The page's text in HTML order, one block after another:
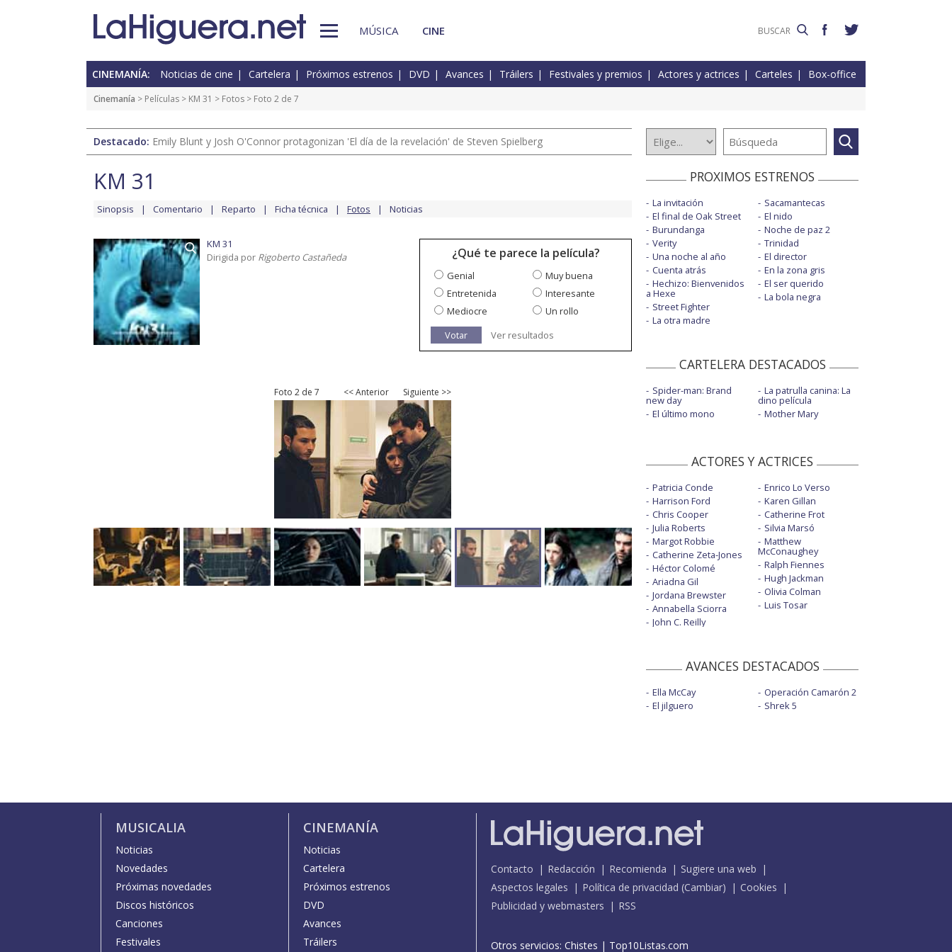
MÚSICA CINE
CINEMANÍA: Noticias de cine Cartelera Próximos estrenos DVD Avances Tráilers Festivales y premios Actores y actrices Carteles Box-office
Cinemanía > Películas > KM 31 > Fotos > Foto 2 de 7
Destacado: Emily Blunt y Josh O'Connor protagonizan 'El día de la revelación' de Steven Spielberg
KM 31
Sinopsis Comentario Reparto Ficha técnica Fotos Noticias
KM 31
Dirigida por Rigoberto Castañeda ¿Qué te parece la película?
Genial
Muy buena
Entretenida
Interesante
Mediocre
Un rollo
Votar
Ver resultados
Foto 2 de 7 << Anterior Siguiente >>
PROXIMOS ESTRENOS
La invitación
El final de Oak Street
Burundanga
Verity
Una noche al año
Cuenta atrás
Hechizo: Bienvenidos
a Hexe
Street Fighter
La otra madre
Sacamantecas
El nido
Noche de paz 2
Trinidad
El director
En la zona gris
El ser querido
La bola negra
CARTELERA DESTACADOS
Spider-man: Brand
new day
El último mono
La patrulla canina: La
dino película
Mother Mary
ACTORES Y ACTRICES
Patricia Conde
Harrison Ford
Chris Cooper
Julia Roberts
Margot Robbie
Catherine Zeta-Jones
Héctor Colomé
Ariadna Gil
Jordana Brewster
Annabella Sciorra
John C. Reilly
Enrico Lo Verso
Karen Gillan
Catherine Frot
Silvia Marsó
Matthew
McConaughey
Ralph Fiennes
Hugh Jackman
Olivia Colman
Luis Tosar
AVANCES DESTACADOS
Ella McCay
El jilguero
Operación Camarón 2
Shrek 5
MUSICALIA
Noticias
Novedades
Próximas novedades
Discos históricos
Canciones
Festivales
CINEMANÍA
Noticias
Cartelera
Próximos estrenos
DVD
Avances
Tráilers
Contacto Redacción Recomienda
Sugiere una web
Aspectos legales
Política de privacidad (Cambiar)
Cookies
Publicidad y webmasters
RSS
Otros servicios: Chistes | Top10Listas.com